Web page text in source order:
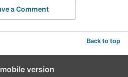
a Comment
Back to top
version